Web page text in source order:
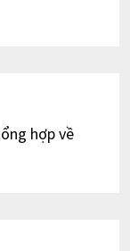
hợp về